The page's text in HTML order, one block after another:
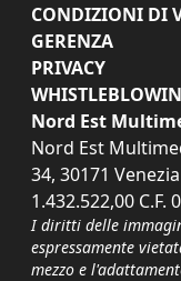
CONDIZIONI DI
GERENZA
PRIVACY
Nord Est
Nord Est
34, 30171
1.432.522,00 C.F.
I diritti delle
espressamente
mezzo e